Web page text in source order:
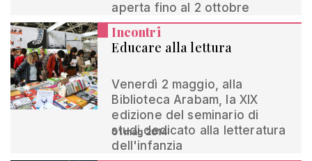
aperta fino al 2 ottobre
Incontri
Educare alla lettura
Venerdì 2 maggio, alla
Biblioteca Arabam, la XIX
edizione del seminario di
studi dedicato alla letteratura
dell'infanzia
01 mag 2014